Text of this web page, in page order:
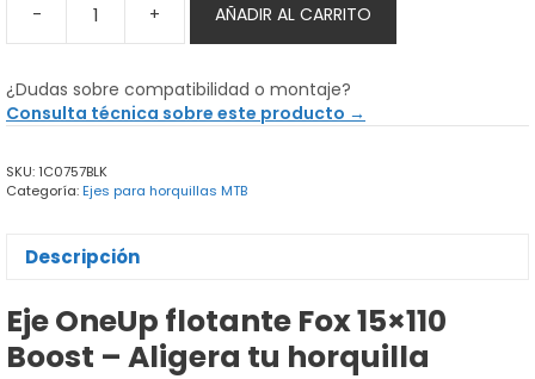
-
OneUp
Fox
15x110
+ AÑADIR AL CARRITO
¿Dudas sobre compatibilidad o montaje?
Consulta técnica sobre este producto →
SKU:1C0757BLK
Categoría:Ejes para horquillas MTB
Descripción
Eje OneUp flotante Fox 15×110
Boost – Aligera tu horquilla